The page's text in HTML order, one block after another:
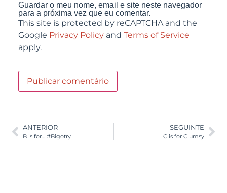
Guardar o meu nome, email e site neste navegador
para a próxima vez que eu comentar.
This site is protected by reCAPTCHA and the
Google Privacy Policyand Terms of Service
apply.
ANTERIOR
B is for… #Bigotry
SEGUINTE
C is for Clumsy